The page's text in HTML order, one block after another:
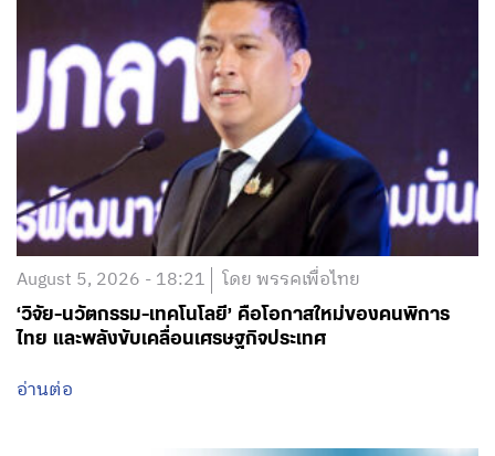
August 5, 2026 - 18:21 โดย พรรคเพื่อไทย
‘วิจัย-นวัตกรรม-เทคโนโลยี’ คือโอกาสใหม่ของคนพิการ
ไทย และพลังขับเคลื่อนเศรษฐกิจประเทศ
อ่านต่อ